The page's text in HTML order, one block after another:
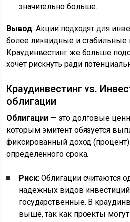
значительно больше.
Вывод: Акции подходят для
более ликвидные и стабильные
Краудинвестинг же больше
хочет рискнуть ради
Краудинвестинг vs.
облигации
Облигации — это долговые
которым эмитент обязуется
фиксированный доход (процент)
определенного срока.
Риск: Облигации считаются
надежных видов
государственные. В
выше, так как проекты могут